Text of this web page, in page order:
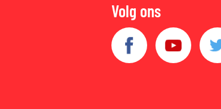
Volg ons